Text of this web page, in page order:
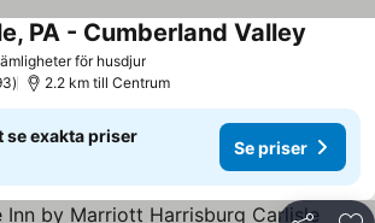
för husdjur
PA - Cumberland Valley
2.2 km till Centrum
se exakta priser
Se priser